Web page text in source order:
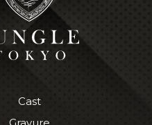
Cast